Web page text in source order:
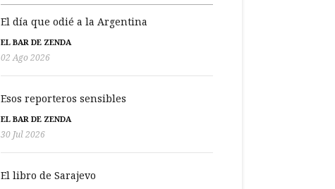
El día que odié a la Argentina
EL BAR DE ZENDA
02 Ago 2026
Esos reporteros sensibles
EL BAR DE ZENDA
30 Jul 2026
El libro de Sarajevo